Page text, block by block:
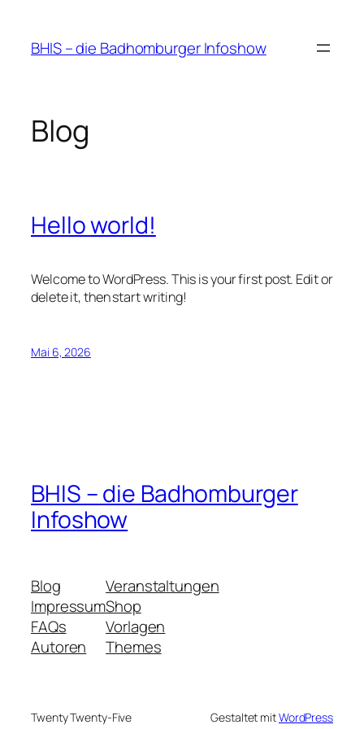
springen
BHIS – die Badhomburger Infoshow
Blog
Hello world!
Welcome to WordPress. This is your first post. Edit or
delete it, then start writing!
Mai 6, 2026
BHIS – die Badhomburger
Infoshow
Blog
Impressum
FAQs
Autoren
Veranstaltungen
Shop
Vorlagen
Themes
Twenty Twenty-Five Gestaltet mitWordPress